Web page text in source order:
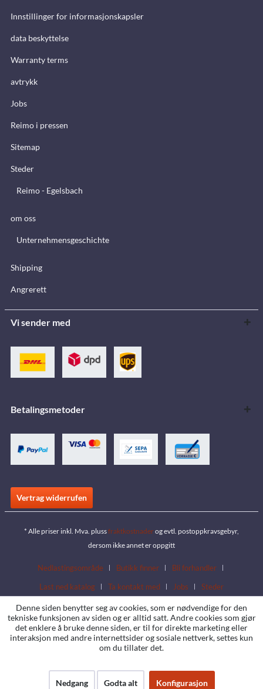
Innstillinger for informasjonskapsler
data beskyttelse
Warranty terms
avtrykk
Jobs
Reimo i pressen
Sitemap
Steder
Reimo - Egelsbach
om oss
Unternehmensgeschichte
Shipping
Angrerett
Vi sender med
Betalingsmetoder
Vertrag widerrufen
* Alle priser inkl. Mva. plussfraktkostnaderog evtl. postoppkravsgebyr,
dersom ikke annet er oppgitt
Nedlastingsområde Butikk finner
Bli forhandler
Last ned katalog
Ta kontakt med Jobs Steder
Denne siden benytter seg av cookies, som er nødvendige for den
tekniske funksjonen av siden og er alltid satt. Andre cookies som gjør
det enklere å bruke denne siden, er til for direkte marketing eller
interaksjon med andre internettsider og sosiale nettverk, settes kun
om du tillater det.
Nedgang Godta alt Konfigurasjon